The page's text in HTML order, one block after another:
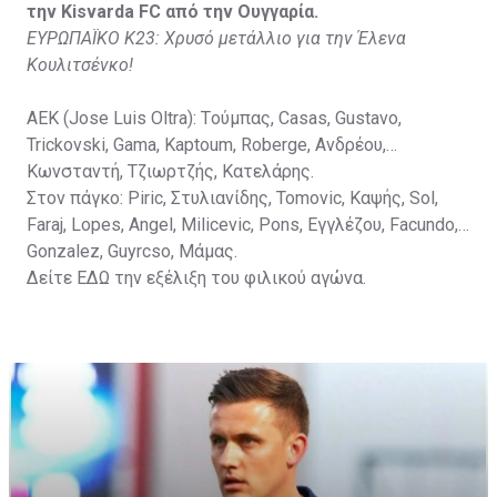
την Kisvarda FC από την Ουγγαρία.
ΕΥΡΩΠΑΪΚΟ Κ23: Χρυσό μετάλλιο για την Έλενα
Κουλιτσένκο!
ΑΕΚ (Jose Luis Oltra): Tούμπας, Casas, Gustavo,
Trickovski, Gama, Κaptoum, Roberge, Aνδρέου,
Κωνσταντή, Τζιωρτζής, Κατελάρης.
Στον πάγκο: Piric, Στυλιανίδης, Tomovic, Καψής, Sol,
Faraj, Lopes, Angel, Milicevic, Pons, Εγγλέζου, Facundo,
Gonzalez, Guyrcso, Μάμας.
Δείτε ΕΔΩ την εξέλιξη του φιλικού αγώνα.